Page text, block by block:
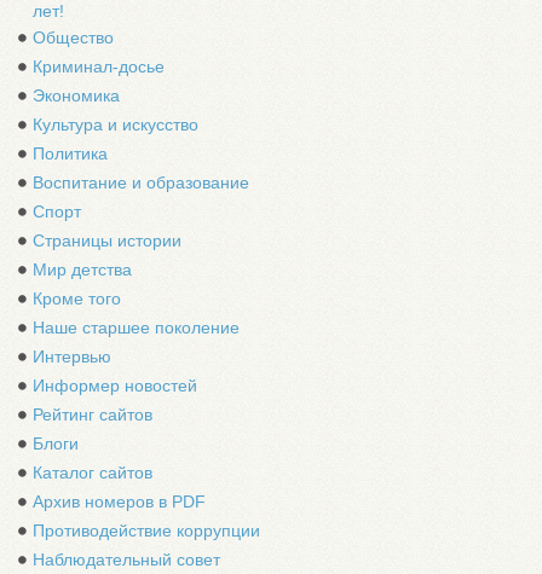
лет!
Общество
Криминал-досье
Экономика
Культура и искусство
Политика
Воспитание и образование
Спорт
Страницы истории
Мир детства
Кроме того
Наше старшее поколение
Интервью
Информер новостей
Рейтинг сайтов
Блоги
Каталог сайтов
Архив номеров в PDF
Противодействие коррупции
Наблюдательный совет